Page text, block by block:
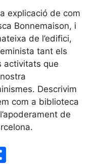
explicació de com
Bonnemaison, i
de l’edifici,
tant els
activitats que
Descrivim
com a biblioteca
de